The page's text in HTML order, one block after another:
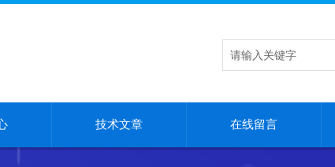
技术文章 在线留言